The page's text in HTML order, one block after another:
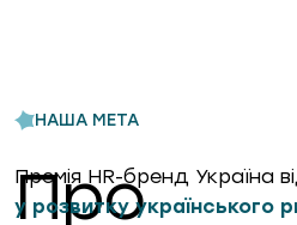
НАША МЕТА
Про
Премія HR-бренд Україна
у розвитку українського